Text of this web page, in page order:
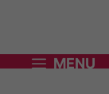
MENU